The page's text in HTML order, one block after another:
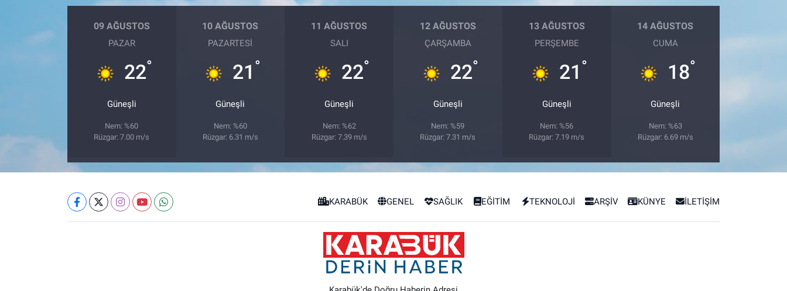
09 AĞUSTOS
PAZAR
22°
Güneşli
Nem: %60
Rüzgar: 7.00 m/s
10 AĞUSTOS
PAZARTESI
21 °
Güneşli
Nem: %60
Rüzgar: 6.31 m/s
11 AĞUSTOS
SALI
22°
Güneşli
Nem: %62
Rüzgar: 7.39 m/s
12 AĞUSTOS
ÇARŞAMBA
22°
Güneşli
Nem: %59
Rüzgar: 7.31 m/s
13 AĞUSTOS
PERŞEMBE
21 °
Güneşli
Nem: %56
Rüzgar: 7.19 m/s
14 AĞUSTOS
CUMA
18°
Güneşli
Nem: %63
Rüzgar: 6.69 m/s
KARABÜK GENEL SAĞLIK EĞİTİM TEKNOLOJİ ARŞİV KÜNYE İLETİŞİM